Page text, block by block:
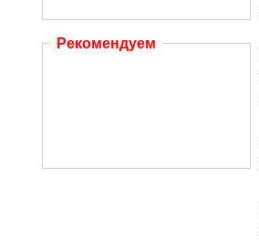
Рекомендуем